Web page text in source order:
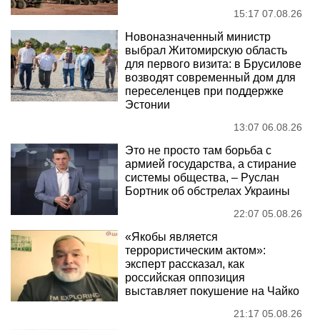
15:17 07.08.26
Новоназначенный министр
выбрал Житомирскую область
для первого визита: в Брусилове
возводят современный дом для
переселенцев при поддержке
Эстонии
13:07 06.08.26
Это не просто там борьба с
армией государства, а стирание
системы общества, – Руслан
Бортник об обстрелах Украины
22:07 05.08.26
«Якобы является
террористическим актом»:
эксперт рассказал, как
российская оппозиция
выставляет покушение на Чайко
21:17 05.08.26